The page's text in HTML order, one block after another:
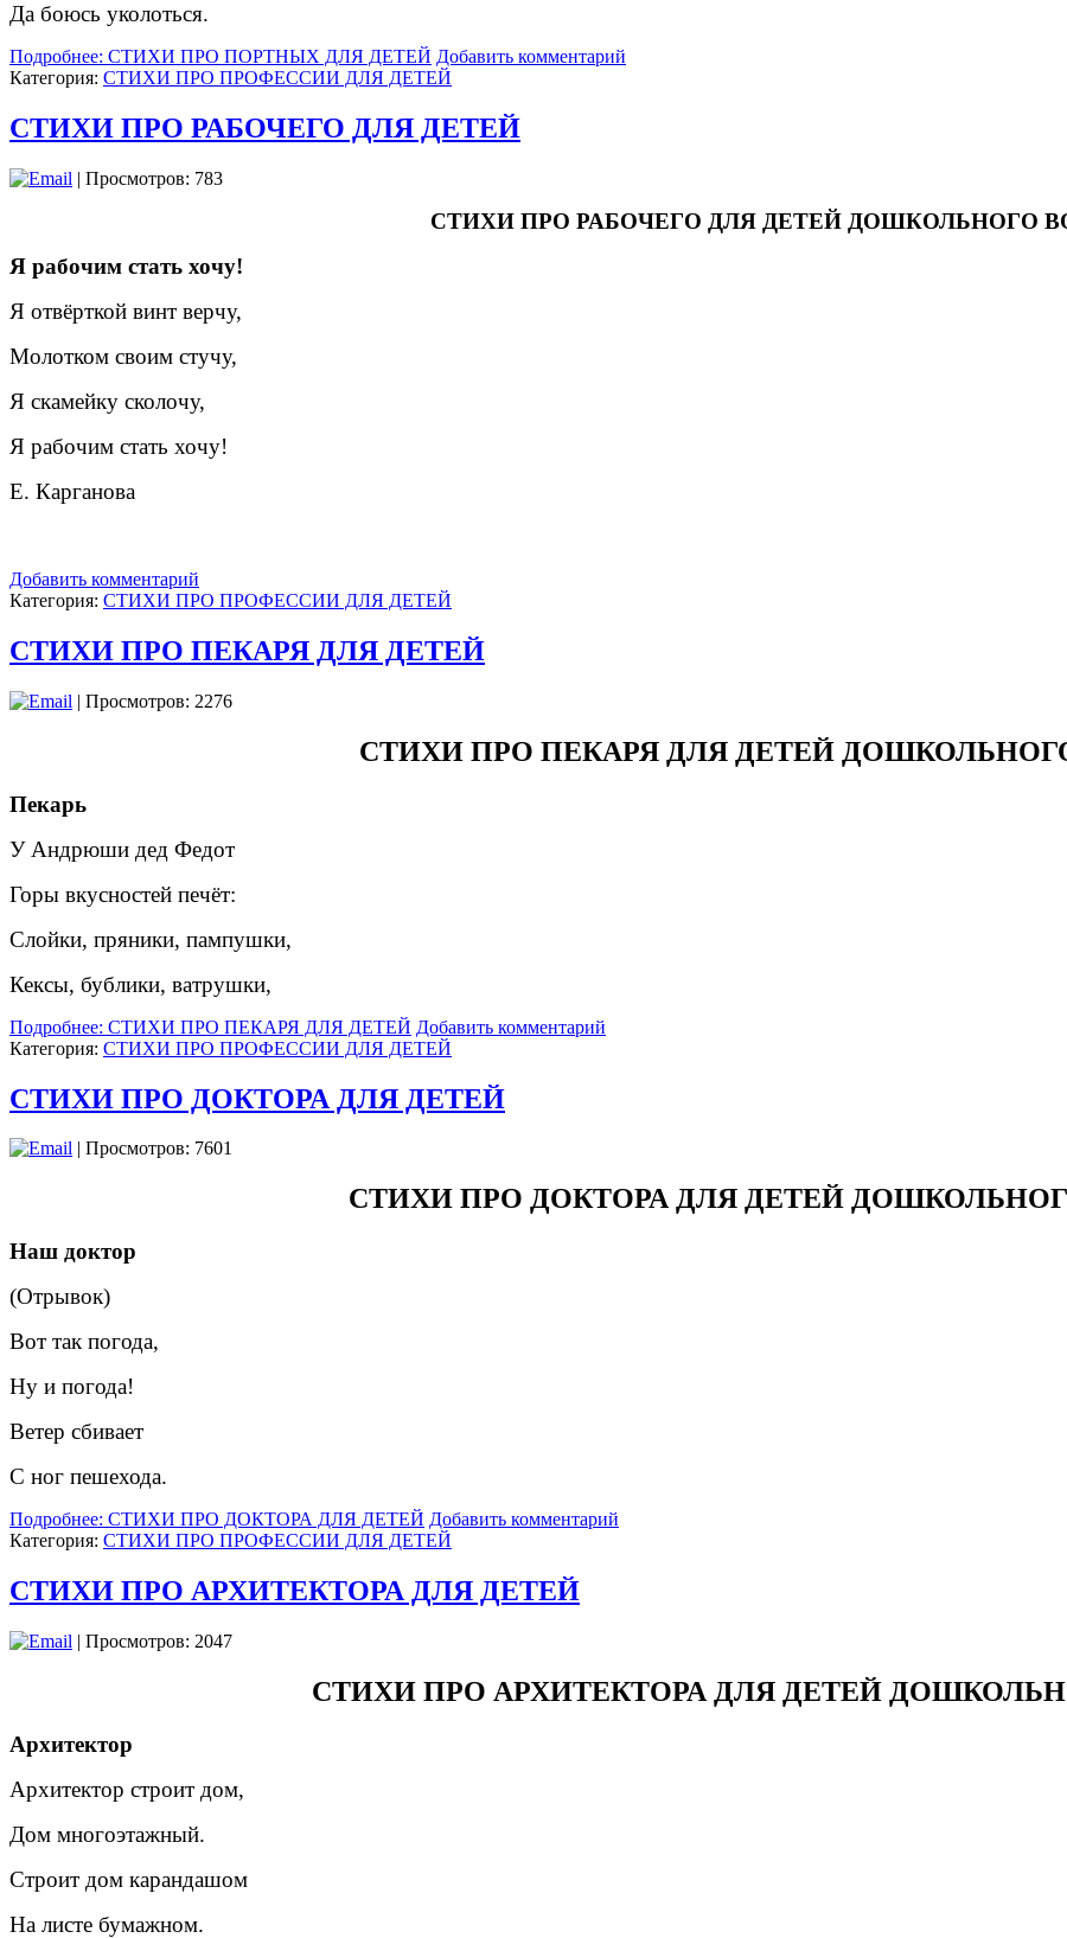
Да боюсь уколоться.
Подробнее: СТИХИ ПРО ПОРТНЫХ ДЛЯ ДЕТЕЙ Добавить комментарий
Категория: СТИХИ ПРО ПРОФЕССИИ ДЛЯ ДЕТЕЙ
СТИХИ ПРО РАБОЧЕГО ДЛЯ ДЕТЕЙ
| Просмотров: 783
СТИХИ ПРО РАБОЧЕГО ДЛЯ ДЕТЕЙ ДОШКОЛЬНОГО
Я рабочим стать хочу!
Я отвёрткой винт верчу,
Молотком своим стучу,
Я скамейку сколочу,
Я рабочим стать хочу!
Е. Карганова
Добавить комментарий
Категория: СТИХИ ПРО ПРОФЕССИИ ДЛЯ ДЕТЕЙ
СТИХИ ПРО ПЕКАРЯ ДЛЯ ДЕТЕЙ
| Просмотров: 2276
СТИХИ ПРО ПЕКАРЯ ДЛЯ ДЕТЕЙ
Пекарь
У Андрюши дед Федот
Горы вкусностей печёт:
Слойки, пряники, пампушки,
Кексы, бублики, ватрушки,
Подробнее: СТИХИ ПРО ПЕКАРЯ ДЛЯ ДЕТЕЙ Добавить комментарий
Категория: СТИХИ ПРО ПРОФЕССИИ ДЛЯ ДЕТЕЙ
СТИХИ ПРО ДОКТОРА ДЛЯ ДЕТЕЙ
| Просмотров: 7601
СТИХИ ПРО ДОКТОРА ДЛЯ ДЕТЕЙ
Наш доктор
(Отрывок)
Вот так погода,
Ну и погода!
Ветер сбивает
С ног пешехода.
Подробнее: СТИХИ ПРО ДОКТОРА ДЛЯ ДЕТЕЙ Добавить комментарий
Категория: СТИХИ ПРО ПРОФЕССИИ ДЛЯ ДЕТЕЙ
СТИХИ ПРО АРХИТЕКТОРА ДЛЯ ДЕТЕЙ
| Просмотров: 2047
СТИХИ ПРО АРХИТЕКТОРА ДЛЯ ДЕТЕЙ
Архитектор
Архитектор строит дом,
Дом многоэтажный.
Строит дом карандашом
На листе бумажном.